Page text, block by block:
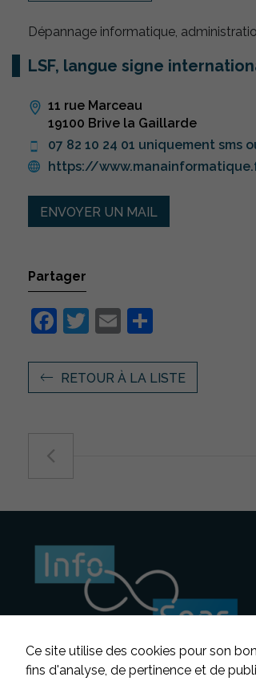
Dépannage informatique,
LSF, langue signe
11 rue Marceau
19100 Brive la Gaillarde
07 82 10 24 01 uniquement sms
https://
ENVOYER UN MAIL
Partager
Facebook
Twitter
Email
RETOUR À LA LISTE
Ce site utilise des cookies pour son
fins d'analyse, de pertinence et de